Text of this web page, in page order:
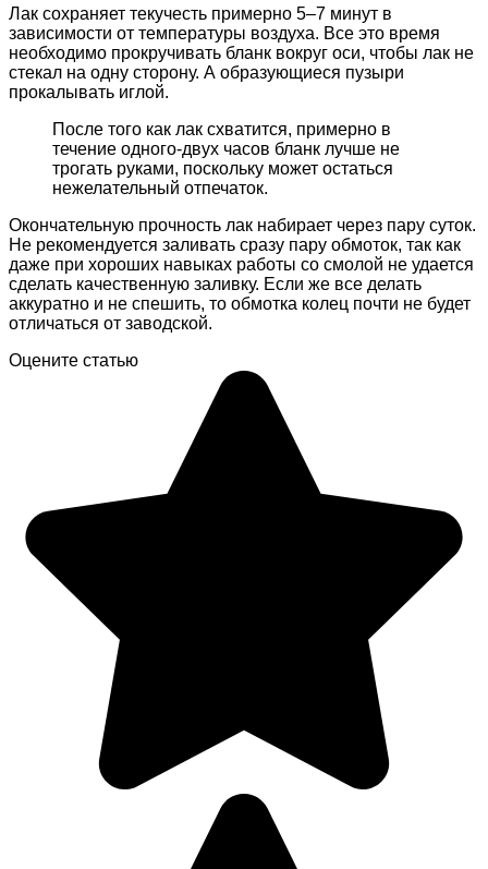
Лак сохраняет текучесть примерно 5–7 минут в
зависимости от температуры воздуха. Все это время
необходимо прокручивать бланк вокруг оси, чтобы лак не
стекал на одну сторону. А образующиеся пузыри
прокалывать иглой.
После того как лак схватится, примерно в
течение одного-двух часов бланк лучше не
трогать руками, поскольку может остаться
нежелательный отпечаток.
Окончательную прочность лак набирает через пару суток.
Не рекомендуется заливать сразу пару обмоток, так как
даже при хороших навыках работы со смолой не удается
сделать качественную заливку. Если же все делать
аккуратно и не спешить, то обмотка колец почти не будет
отличаться от заводской.
Оцените статью